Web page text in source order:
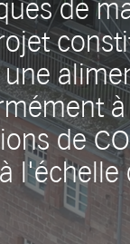
de
de
l'échelle